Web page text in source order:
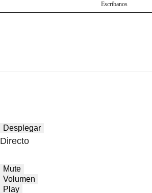
Escríbanos
Desplegar
Directo
Mute
Volumen
Play